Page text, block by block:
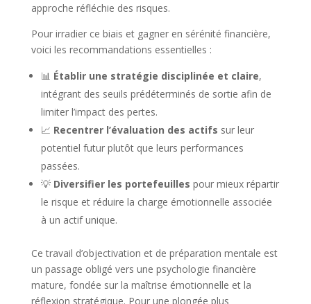
approche réfléchie des risques.
Pour irradier ce biais et gagner en sérénité financière,
voici les recommandations essentielles :
📊 Établir une stratégie disciplinée et claire,
intégrant des seuils prédéterminés de sortie afin de
limiter l’impact des pertes.
📈 Recentrer l’évaluation des actifs sur leur
potentiel futur plutôt que leurs performances
passées.
💡 Diversifier les portefeuilles pour mieux répartir
le risque et réduire la charge émotionnelle associée
à un actif unique.
Ce travail d’objectivation et de préparation mentale est
un passage obligé vers une psychologie financière
mature, fondée sur la maîtrise émotionnelle et la
réflexion stratégique. Pour une plongée plus